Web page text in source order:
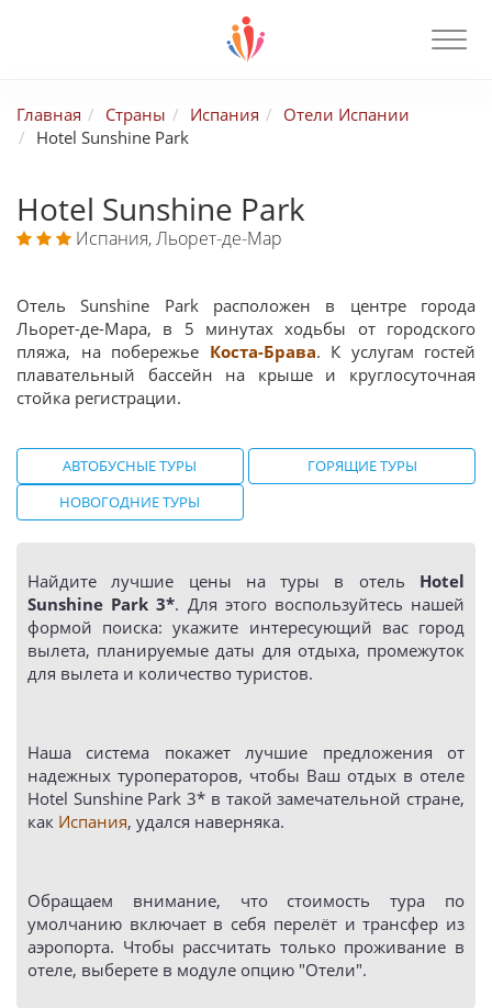
Главная Страны Испания
Отели Испании
Hotel Sunshine Park
Hotel Sunshine Park
Испания, Льорет-де-Мар
Отель Sunshine Park расположен в центре города
Льорет-де-Мара, в 5 минутах ходьбы от городского
пляжа, на побережье Коста-Брава. К услугам гостей
плавательный бассейн на крыше и круглосуточная
стойка регистрации.
АВТОБУСНЫЕ ТУРЫ
ГОРЯЩИЕ ТУРЫ
НОВОГОДНИЕ ТУРЫ
Найдите лучшие цены на туры в отель Hotel
Sunshine Park 3*. Для этого воспользуйтесь нашей
формой поиска: укажите интересующий вас город
вылета, планируемые даты для отдыха, промежуток
для вылета и количество туристов.
Наша система покажет лучшие предложения от
надежных туроператоров, чтобы Ваш отдых в отеле
Hotel Sunshine Park 3* в такой замечательной стране,
как Испания, удался наверняка.
Обращаем внимание, что стоимость тура по
умолчанию включает в себя перелёт и трансфер из
аэропорта. Чтобы рассчитать только проживание в
отеле, выберете в модуле опцию "Отели".